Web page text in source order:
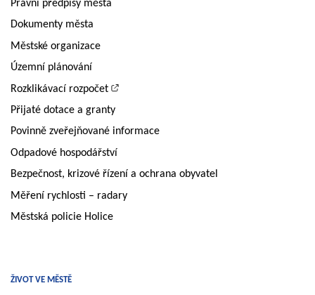
Právní předpisy města
Dokumenty města
Městské organizace
Územní plánování
Rozklikávací rozpočet
Přijaté dotace a granty
Povinně zveřejňované informace
Odpadové hospodářství
Bezpečnost, krizové řízení a ochrana obyvatel
Měření rychlosti – radary
Městská policie Holice
ŽIVOT VE MĚSTĚ